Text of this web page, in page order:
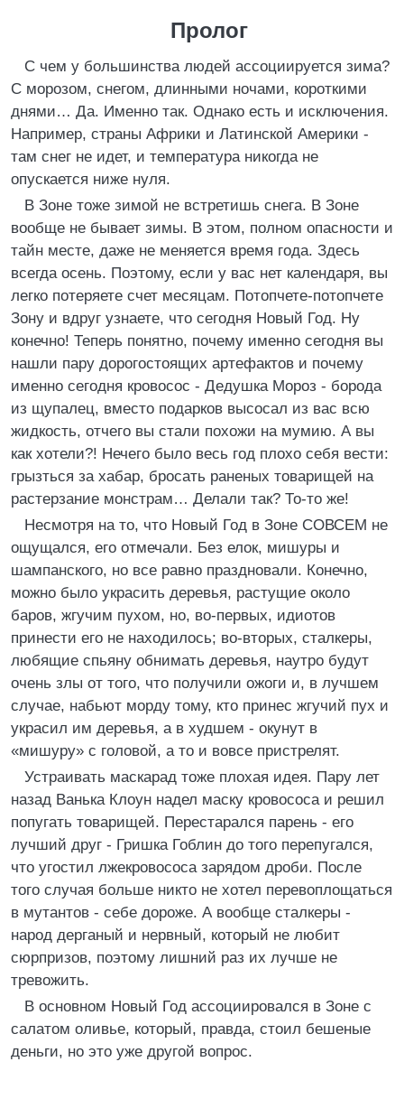
Пролог
С чем у большинства людей ассоциируется зима?
С морозом, снегом, длинными ночами, короткими
днями… Да. Именно так. Однако есть и исключения.
Например, страны Африки и Латинской Америки -
там снег не идет, и температура никогда не
опускается ниже нуля.
В Зоне тоже зимой не встретишь снега. В Зоне
вообще не бывает зимы. В этом, полном опасности и
тайн месте, даже не меняется время года. Здесь
всегда осень. Поэтому, если у вас нет календаря, вы
легко потеряете счет месяцам. Потопчете-потопчете
Зону и вдруг узнаете, что сегодня Новый Год. Ну
конечно! Теперь понятно, почему именно сегодня вы
нашли пару дорогостоящих артефактов и почему
именно сегодня кровосос - Дедушка Мороз - борода
из щупалец, вместо подарков высосал из вас всю
жидкость, отчего вы стали похожи на мумию. А вы
как хотели?! Нечего было весь год плохо себя вести:
грызться за хабар, бросать раненых товарищей на
растерзание монстрам… Делали так? То-то же!
Несмотря на то, что Новый Год в Зоне СОВСЕМ не
ощущался, его отмечали. Без елок, мишуры и
шампанского, но все равно праздновали. Конечно,
можно было украсить деревья, растущие около
баров, жгучим пухом, но, во-первых, идиотов
принести его не находилось; во-вторых, сталкеры,
любящие спьяну обнимать деревья, наутро будут
очень злы от того, что получили ожоги и, в лучшем
случае, набьют морду тому, кто принес жгучий пух и
украсил им деревья, а в худшем - окунут в
«мишуру» с головой, а то и вовсе пристрелят.
Устраивать маскарад тоже плохая идея. Пару лет
назад Ванька Клоун надел маску кровососа и решил
попугать товарищей. Перестарался парень - его
лучший друг - Гришка Гоблин до того перепугался,
что угостил лжекровососа зарядом дроби. После
того случая больше никто не хотел перевоплощаться
в мутантов - себе дороже. А вообще сталкеры -
народ дерганый и нервный, который не любит
сюрпризов, поэтому лишний раз их лучше не
тревожить.
В основном Новый Год ассоциировался в Зоне с
салатом оливье, который, правда, стоил бешеные
деньги, но это уже другой вопрос.